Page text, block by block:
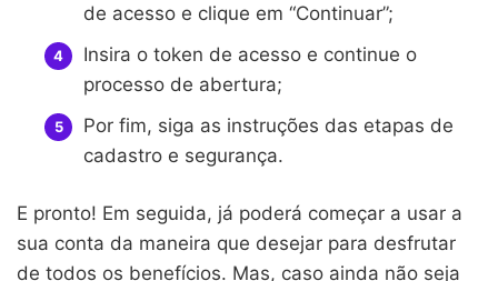
de acesso e clique em “Continuar”;
Insira o token de acesso e continue o
processo de abertura;
Por fim, siga as instruções das etapas de
cadastro e segurança.
E pronto! Em seguida, já poderá começar a usar a
sua conta da maneira que desejar para desfrutar
de todos os benefícios. Mas, caso ainda não seja